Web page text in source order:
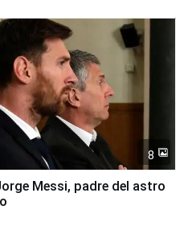
8
Messi, padre del astro